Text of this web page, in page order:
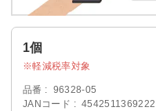
1個
軽減税率対象
品番
96328-05
JANコード
4542511369222